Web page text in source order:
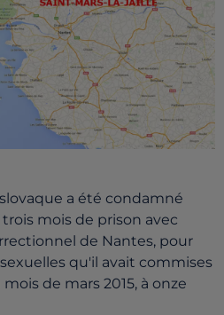
a été condamné
mois de prison avec
de Nantes, pour
qu'il avait commises
de mars 2015, à onze